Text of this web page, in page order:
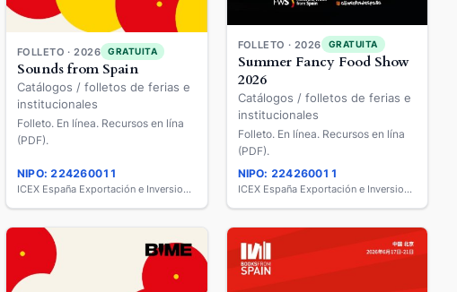
FOLLETO · 2026 GRATUITA
Sounds from Spain
Catálogos / folletos de ferias e
institucionales
Folleto. En línea. Recursos en lína
(PDF).
NIPO: 224260011
ICEX España Exportación e Inversiones
FOLLETO · 2026 GRATUITA
Summer Fancy Food Show
2026
Catálogos / folletos de ferias e
institucionales
Folleto. En línea. Recursos en lína
(PDF).
NIPO: 224260011
ICEX España Exportación e Inversiones